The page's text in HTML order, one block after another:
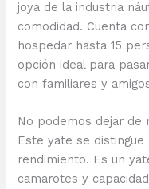
joya de la industria
comodidad. Cuenta
hospedar hasta 15
opción ideal para
con familiares y
No podemos dejar de
Este yate se
rendimiento. Es un
camarotes y